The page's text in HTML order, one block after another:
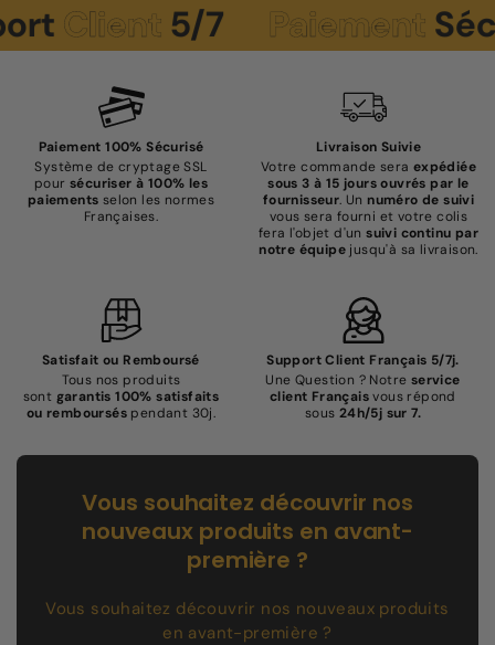
5/7 PaiementSécurisé
Paiement 100% Sécurisé
Système de cryptage SSL
pour sécuriser à 100% les
paiements selon les normes
Françaises.
Livraison Suivie
Votre commande sera expédiée
sous 3 à 15 jours ouvrés par le
fournisseur. Un numéro de suivi
vous sera fourni et votre colis
fera l'objet d'unsuivi continu par
notre équipe jusqu'à sa livraison.
Satisfait ou Remboursé
Tous nos produits
sont garantis 100% satisfaits
ou remboursés pendant 30j.
Support Client Français 5/7j.
Une Question ? Notre service
client Françaisvous répond
sous 24h/5j sur 7.
Vous souhaitez découvrir nos
nouveaux produits en avant-
première ?
Vous souhaitez découvrir nos nouveaux produits
en avant-première ?